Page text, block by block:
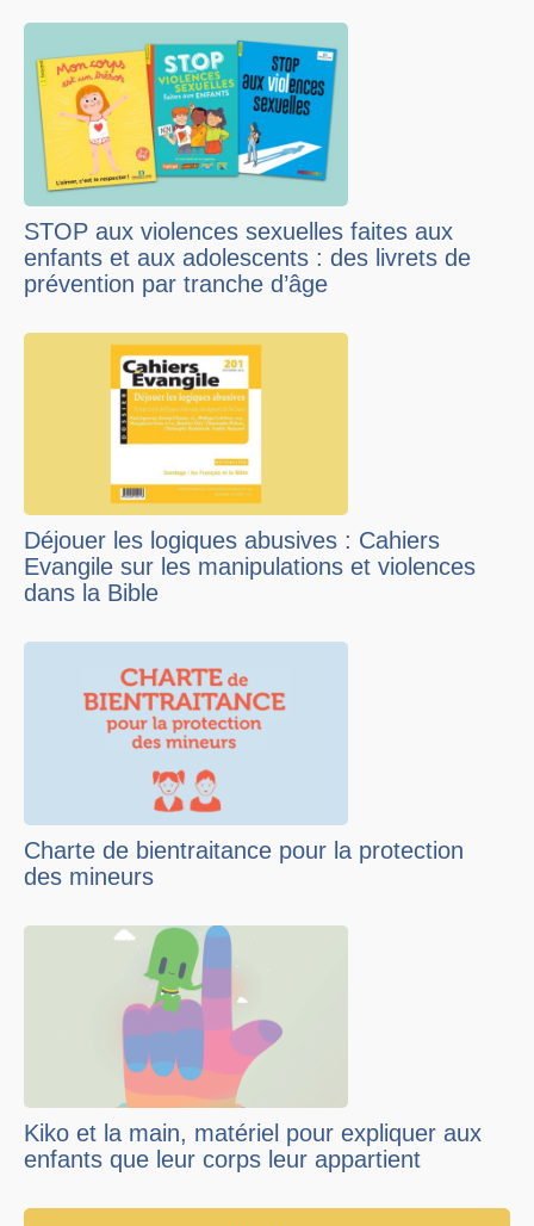
STOP aux violences sexuelles faites aux
enfants et aux adolescents : des livrets de
prévention par tranche d’âge
Déjouer les logiques abusives : Cahiers
Evangile sur les manipulations et violences
dans la Bible
Charte de bientraitance pour la protection
des mineurs
Kiko et la main, matériel pour expliquer aux
enfants que leur corps leur appartient